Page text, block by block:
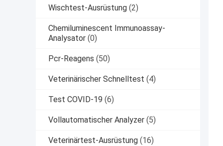
Wischtest-Ausrüstung (2)
Chemiluminescent Immunoassay-
Analysator (0)
Pcr-Reagens (50)
Veterinärischer Schnelltest (4)
Test COVID-19 (6)
Vollautomatischer Analyzer (5)
Veterinärtest-Ausrüstung (16)